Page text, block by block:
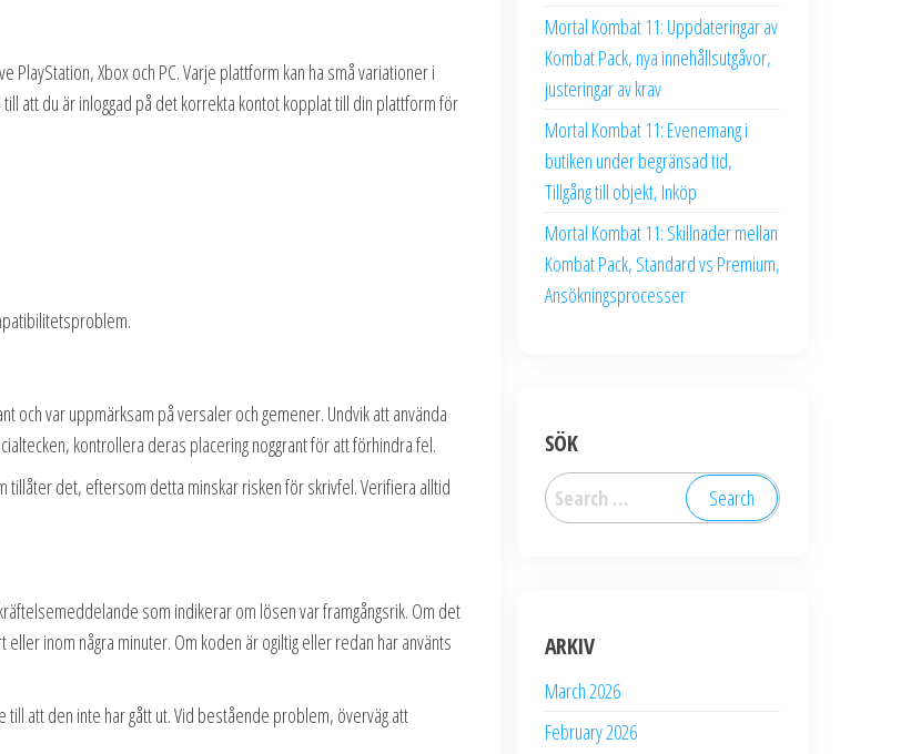
Xbox och PC. Varje plattform kan ha små variationer i
att du är inloggad på det korrekta kontot kopplat till din plattform för
och var uppmärksam på versaler och gemener. Undvik att använda
kontrollera deras placering noggrant för att förhindra fel.
tillåter det, eftersom detta minskar risken för skrivfel. Verifiera alltid
som indikerar om lösen var framgångsrik. Om det
inom några minuter. Om koden är ogiltig eller redan har använts
att den inte har gått ut. Vid bestående problem, överväg att
Mortal Kombat 11: Uppdateringar av
Kombat Pack, nya innehållsutgåvor,
justeringar av krav
Mortal Kombat 11: Evenemang i
butiken under begränsad tid,
Tillgång till objekt, Inköp
Mortal Kombat 11: Skillnader mellan
Kombat Pack, Standard vs Premium,
Ansökningsprocesser
SÖK
Search
for:
ARKIV
March 2026
February 2026